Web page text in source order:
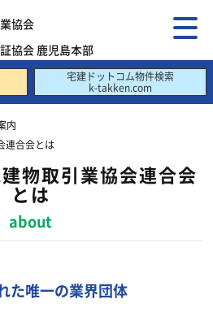
協会
協会 鹿児島本部
宅建ドットコム物件検索
k-takken.com
内
連合会とは
物取引業協会連合会
とは
about
た唯一の業界団体